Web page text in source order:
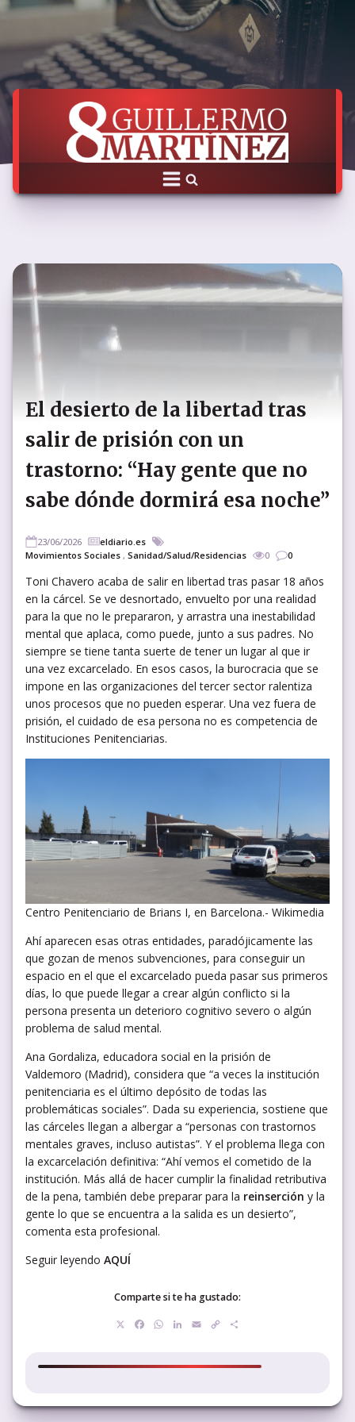
El desierto de la libertad tras
salir de prisión con un
trastorno: “Hay gente que no
sabe dónde dormirá esa noche”
23/06/2026
eldiario.es
Movimientos Sociales , Sanidad/Salud/Residencias 0 0
Toni Chavero acaba de salir en libertad tras pasar 18 años
en la cárcel. Se ve desnortado, envuelto por una realidad
para la que no le prepararon, y arrastra una inestabilidad
mental que aplaca, como puede, junto a sus padres. No
siempre se tiene tanta suerte de tener un lugar al que ir
una vez excarcelado. En esos casos, la burocracia que se
impone en las organizaciones del tercer sector ralentiza
unos procesos que no pueden esperar. Una vez fuera de
prisión, el cuidado de esa persona no es competencia de
Instituciones Penitenciarias.
Centro Penitenciario de Brians I, en Barcelona.- Wikimedia
Ahí aparecen esas otras entidades, paradójicamente las
que gozan de menos subvenciones, para conseguir un
espacio en el que el excarcelado pueda pasar sus primeros
días, lo que puede llegar a crear algún conflicto si la
persona presenta un deterioro cognitivo severo o algún
problema de salud mental.
Ana Gordaliza, educadora social en la prisión de
Valdemoro (Madrid), considera que “a veces la institución
penitenciaria es el último depósito de todas las
problemáticas sociales”. Dada su experiencia, sostiene que
las cárceles llegan a albergar a “personas con trastornos
mentales graves, incluso autistas”. Y el problema llega con
la excarcelación definitiva: “Ahí vemos el cometido de la
institución. Más allá de hacer cumplir la finalidad retributiva
de la pena, también debe preparar para la reinserción y la
gente lo que se encuentra a la salida es un desierto”,
comenta esta profesional.
Seguir leyendo AQUÍ
Comparte si te ha gustado:
Facebook
WhatsApp
LinkedIn
EmailCopy